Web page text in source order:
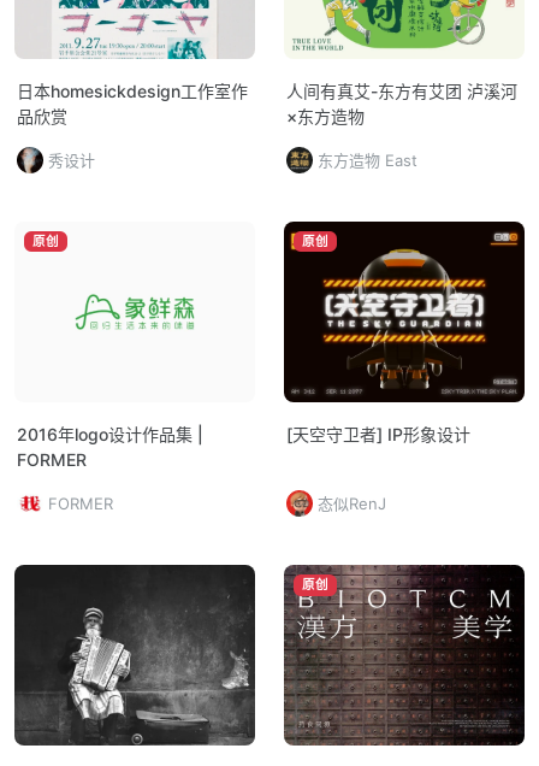
日本homesickdesign工作室作
品欣赏
秀设计
人间有真艾-东方有艾团 泸溪河
×东方造物
东方造物 East
原创
2016年logo设计作品集 |
FORMER
FORMER
原创
[天空守卫者] IP形象设计
态似RenJ
原创